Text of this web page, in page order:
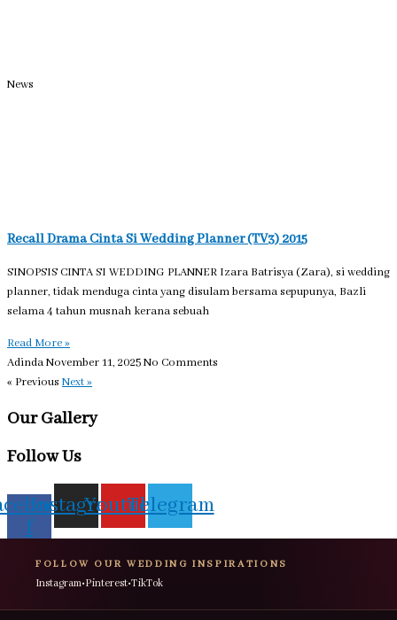
News
Recall Drama Cinta Si Wedding Planner (TV3) 2015
SINOPSIS CINTA SI WEDDING PLANNER Izara Batrisya (Zara), si wedding
planner, tidak menduga cinta yang disulam bersama sepupunya, Bazli
selama 4 tahun musnah kerana sebuah
Read More »
AdindaNovember 11, 2025No Comments
« Previous Next »
Our Gallery
Follow Us
f
InstagramYoutubeTelegram
FOLLOW OUR WEDDING INSPIRATIONS
Instagram•Pinterest•TikTok